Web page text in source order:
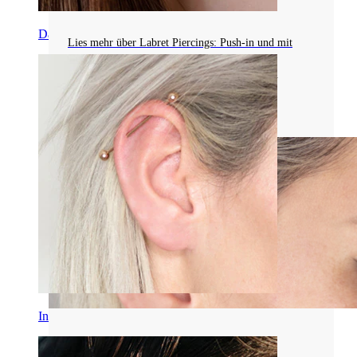
Daith
Industrial
PFLEGE
Lies mehr über Labret Piercings: Push-in und mit
Gewinde, ideal für Tragus-, Helix- und
Lippenpiercings. Entdecke die Varianten aus
Chirurgenstahl, Titan und 14kt. Gold!
Mehr lesen
Arten von Piercingschmuck